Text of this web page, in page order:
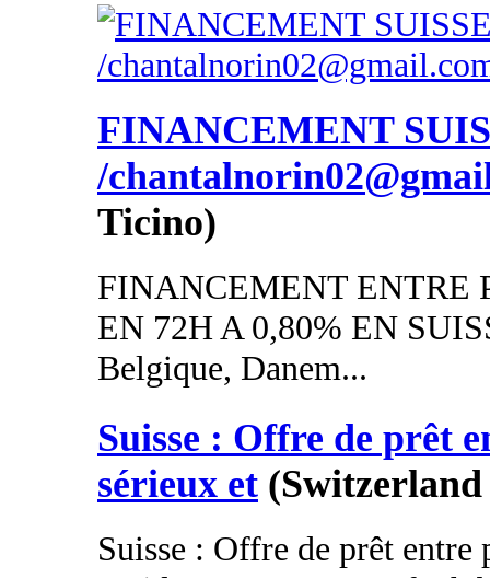
FINANCEMENT
/
Ticino)
FINANCEMENT ENTRE
EN 72H A 0,80% EN
Belgique, Danem...
Suisse : Offre de prêt
sérieux et (Switzerland
Suisse : Offre de prêt